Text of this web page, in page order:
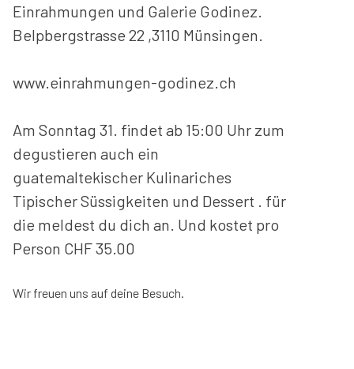
Einrahmungen und Galerie Godinez.
Belpbergstrasse 22 ,3110 Münsingen.
www.einrahmungen-godinez.ch
Am Sonntag 31. findet ab 15:00 Uhr zum
degustieren auch ein
guatemaltekischer Kulinariches
Tipischer Süssigkeiten und Dessert . für
die meldest du dich an. Und kostet pro
Person CHF 35.00
Wir freuen uns auf deine Besuch.